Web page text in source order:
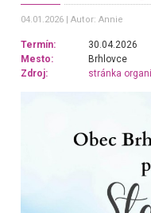
04.01.2026 Autor: Annie
Termín:
30.04.2026
Mesto:
Brhlovce
Zdroj:
stránka